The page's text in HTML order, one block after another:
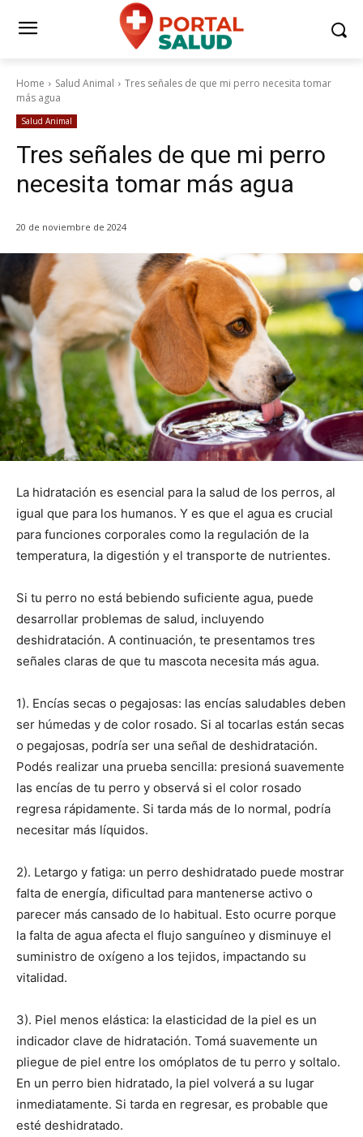
Home Salud Animal
Tres señales de que mi perro necesita tomar
más agua
Salud Animal
Tres señales de que mi perro
necesita tomar más agua
20 de noviembre de 2024
La hidratación es esencial para la salud de los perros, al
igual que para los humanos. Y es que el agua es crucial
para funciones corporales como la regulación de la
temperatura, la digestión y el transporte de nutrientes.
Si tu perro no está bebiendo suficiente agua, puede
desarrollar problemas de salud, incluyendo
deshidratación. A continuación, te presentamos tres
señales claras de que tu mascota necesita más agua.
1). Encías secas o pegajosas: las encías saludables deben
ser húmedas y de color rosado. Si al tocarlas están secas
o pegajosas, podría ser una señal de deshidratación.
Podés realizar una prueba sencilla: presioná suavemente
las encías de tu perro y observá si el color rosado
regresa rápidamente. Si tarda más de lo normal, podría
necesitar más líquidos.
2). Letargo y fatiga: un perro deshidratado puede mostrar
falta de energía, dificultad para mantenerse activo o
parecer más cansado de lo habitual. Esto ocurre porque
la falta de agua afecta el flujo sanguíneo y disminuye el
suministro de oxígeno a los tejidos, impactando su
vitalidad.
3). Piel menos elástica: la elasticidad de la piel es un
indicador clave de hidratación. Tomá suavemente un
pliegue de piel entre los omóplatos de tu perro y soltalo.
En un perro bien hidratado, la piel volverá a su lugar
inmediatamente. Si tarda en regresar, es probable que
esté deshidratado.